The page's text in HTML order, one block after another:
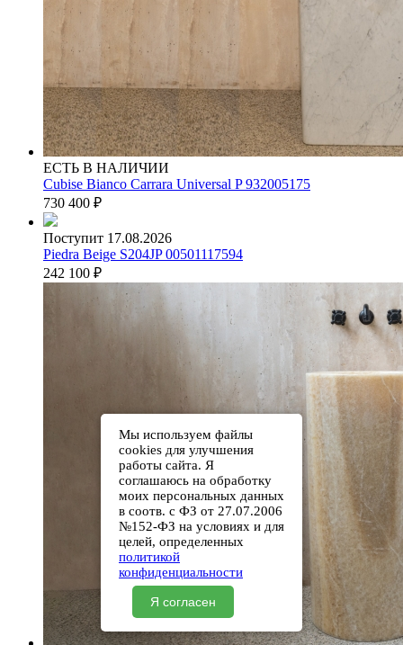
ЕСТЬ В НАЛИЧИИ
Cubise Bianco Carrara Universal P 932005175
730 400 ₽
Поступит 17.08.2026
Piedra Beige S204JP 00501117594
242 100 ₽
Мы используем файлы
cookies для улучшения
работы сайта. Я
соглашаюсь на обработку
моих персональных данных
в соотв. с ФЗ от 27.07.2006
№152-ФЗ на условиях и для
целей, определенных
политикой
конфиденциальности
Я согласен